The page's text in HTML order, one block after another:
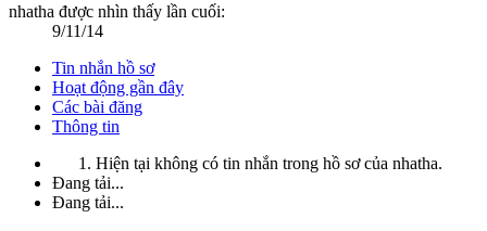
nhatha được nhìn thấy lần cuối:
9/11/14
Tin nhắn hồ sơ
Hoạt động gần đây
Các bài đăng
Thông tin
Hiện tại không có tin nhắn trong hồ sơ của nhatha.
Đang tải...
Đang tải...